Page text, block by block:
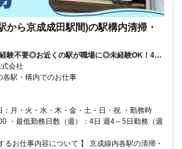
から京成成田駅間)の駅構内清掃・
験不要◎お近くの駅が職場に◎未経験OK！40
会社
各駅・構内でのお仕事
：月・火・水・木・金・土・日・祝 ・勤務時
・最低勤務日数（週）：4日 週4～5日勤務（週
るお仕事内容について 】 京成線内各駅の清掃・